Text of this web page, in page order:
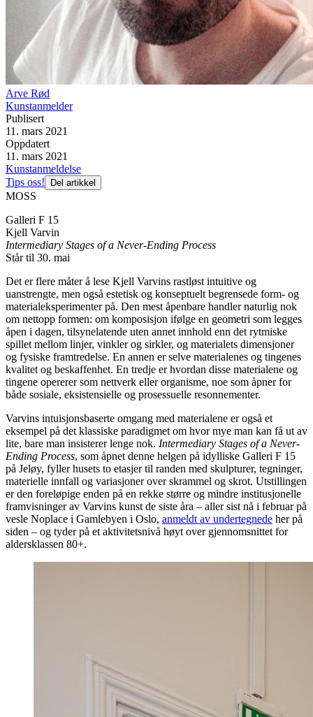
Arve Rød
Kunstanmelder
Publisert
11. mars 2021
Oppdatert
11. mars 2021
Kunstanmeldelse
Tips oss!
Del artikkel
MOSS
Galleri F 15
Kjell Varvin
Intermediary Stages of a Never-Ending Process
Står til 30. mai
Det er flere måter å lese Kjell Varvins rastløst intuitive og
uanstrengte, men også estetisk og konseptuelt begrensede form- og
materialeksperimenter på. Den mest åpenbare handler naturlig nok
om nettopp formen: om komposisjon ifølge en geometri som legges
åpen i dagen, tilsynelatende uten annet innhold enn det rytmiske
spillet mellom linjer, vinkler og sirkler, og materialets dimensjoner
og fysiske framtredelse. En annen er selve materialenes og tingenes
kvalitet og beskaffenhet. En tredje er hvordan disse materialene og
tingene opererer som nettverk eller organisme, noe som åpner for
både sosiale, eksistensielle og prosessuelle resonnementer.
Varvins intuisjonsbaserte omgang med materialene er også et
eksempel på det klassiske paradigmet om hvor mye man kan få ut av
lite, bare man insisterer lenge nok. Intermediary Stages of a Never-
Ending Process, som åpnet denne helgen på idylliske Galleri F 15
på Jeløy, fyller husets to etasjer til randen med skulpturer, tegninger,
materielle innfall og variasjoner over skrammel og skrot. Utstillingen
er den foreløpige enden på en rekke større og mindre institusjonelle
framvisninger av Varvins kunst de siste åra – aller sist nå i februar på
vesle Noplace i Gamlebyen i Oslo, anmeldt av undertegnede her på
siden – og tyder på et aktivitetsnivå høyt over gjennomsnittet for
aldersklassen 80+.